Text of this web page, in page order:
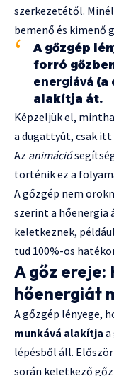
szerkezetétől.
bemenő és kimenő
A gőzgép
forró
energiává (a
alakítja át.
Képzeljük el,
a dugattyút, csak itt
Az animáció
történik ez a
A gőzgép nem
szerint a hőenergia
keletkeznek,
tud 100%-os
A gőz
hőenergiát
A gőzgép lényege,
munkává alakítja a
lépésből áll.
során keletkező gőz